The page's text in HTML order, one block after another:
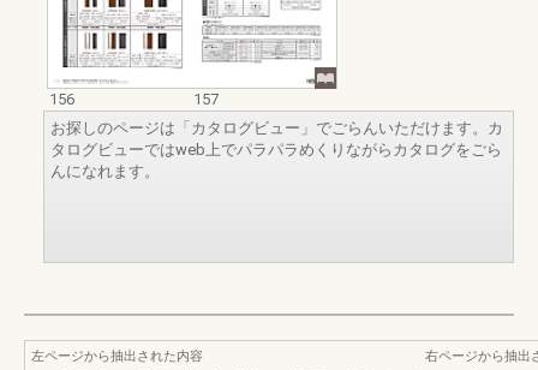
156
157
お探しのページは「カタログビュー」でごらんいただけます。カ
タログビューではweb上でパラパラめくりながらカタログをごら
んになれます。
左ページから抽出された内容
右ページから抽出